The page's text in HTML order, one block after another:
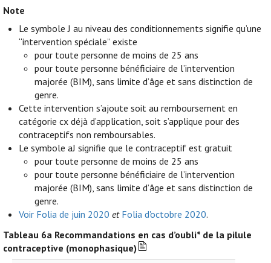
Note
Le symbole J au niveau des conditionnements signifie qu’une
“intervention spéciale” existe
pour toute personne de moins de 25 ans
pour toute personne bénéficiaire de l’intervention
majorée (BIM), sans limite d’âge et sans distinction de
genre.
Cette intervention s’ajoute soit au remboursement en
catégorie cx déjà d’application, soit s’applique pour des
contraceptifs non remboursables.
Le symbole aJ signifie que le contraceptif est gratuit
pour toute personne de moins de 25 ans
pour toute personne bénéficiaire de l’intervention
majorée (BIM), sans limite d’âge et sans distinction de
genre.
Voir Folia de juin 2020 et Folia d'octobre 2020.
Tableau 6a Recommandations en cas d’oubli* de la pilule
contraceptive (monophasique)